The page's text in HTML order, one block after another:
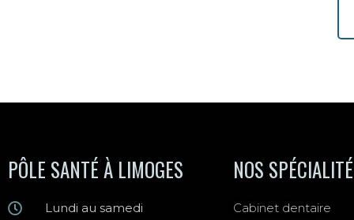
PÔLE SANTÉ À LIMOGES
Lundi au samedi
NOS
Cabinet dentaire